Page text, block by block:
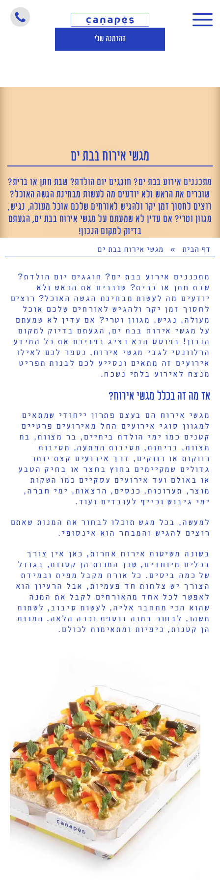
ההזמנה שלי מגשי אירוח בבת ים
מגשי אירוח בבת ים
מתכננים אירוע בבת ים? חוגגים יום הולדת? שבת חתן או ברית?
שוברים את הראש ולא יודעים מה לעשות מבחינת הגשה האוכל?
רוצים לחסוך זמן יקר ולהגיש לאורחים שלכם אוכל מעולה, נגיש,
מגוון וטרי? אם עדין לא שמעתם על מגשי אירוח בבת ים, הגעתם
בדיוק למקום הנכון!
דף הבית » מגשי אירוח בבת ים
מתכננים אירוע בבת ים? חוגגים יום הולדת?
שבת חתן או ברית? שוברים את הראש ולא
יודעים מה לעשות מבחינת הגשה האוכל? רוצים
לחסוך זמן יקר ולהגיש לאורחים שלכם אוכל
מעולה, נגיש, מגוון וטרי? אם עדין לא שמעתם
על מגשי אירוח בבת ים, הגעתם בדיוק למקום
הנכון! בפוסט הבא נציג בפניכם את כל המידע
הרלוונטי לגבי מגשי אירוח, נספר לכם לאילו
אירועים זה מתאים ונסייע לכם לבנות תפריט
מנצח לאירוע בלתי נשכח.
אז מה זה בכלל מגשי אירוח?
מגשי אירוח הם בעצם פתרון ייחודי שמתאים
למגוון סוגי אירועים החל מאירועים פרטיים
קטנים כמו ימי הולדת ביתיים, בר מצוות, בת
מצוות, בריתות, מסיבות הפתעה, מסיבות
רווקות או רווקים, דרך אירועים קצת יותר
גדולים שמקיימים בחוץ בחצר או בחיק הטבע
או באולם ועד אירועים עסקיים כמו השקות
מוצר, תערוכות, כנסים, הרצאות, ימי חברה,
ימי גיבוש וכייף לעובדים ועוד.
למעשה, בכל מגש תוכלו לבחור את המנות שאתם
רוצים להגיש והמבחר הוא אינסופי.
בשונה משיטות אירוח אחרות, כאן אין צורך
בכלים מיוחדים, שכן המנות הן קטנות, בגודל
של כמה ביסים. כל אורח מקבל מפית ובמידת
הצורך יש צלחות חד פעמיות, אבל הרעיון הוא
לאפשר לכל אחד מהאורחים לקבל את המנה
שהוא הכי מתחבר אליה, לעשות סיבוב, לשתות
משהו, לבחור במנה נוספת וככה הלאה. המנות
הן קטנות, כיפיות ומתאימות לכולם.